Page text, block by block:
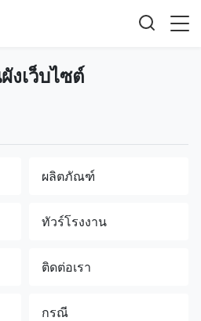
งเว็บไซต์
ผลิตภัณฑ์
ทัวร์โรงงาน
ติดต่อเรา
กรณี